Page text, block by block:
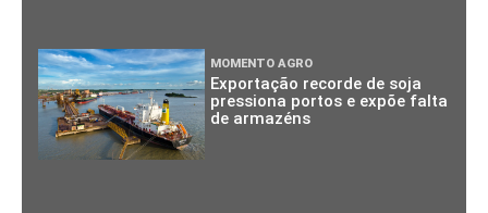
MOMENTO AGRO
Exportação recorde de soja
pressiona portos e expõe falta
de armazéns